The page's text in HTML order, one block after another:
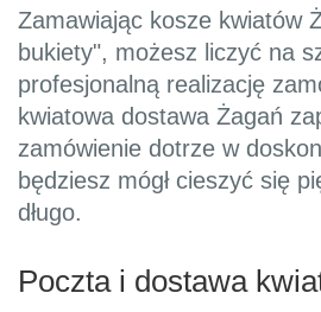
Zamawiając kosze kwiatów
bukiety", możesz liczyć na
profesjonalną realizację
kwiatowa dostawa Żagań
zamówienie dotrze w
będziesz mógł cieszyć się
długo.
Poczta i dostawa